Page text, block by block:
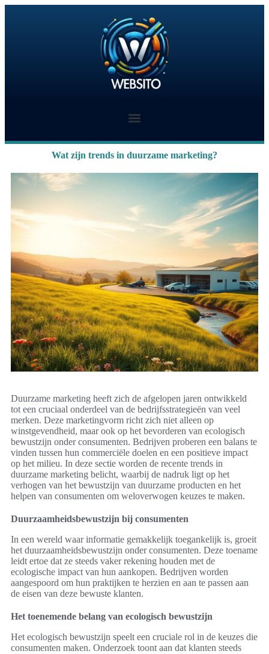
Wat zijn trends in duurzame marketing?
Duurzame marketing heeft zich de afgelopen jaren ontwikkeld
tot een cruciaal onderdeel van de bedrijfsstrategieën van veel
merken. Deze marketingvorm richt zich niet alleen op
winstgevendheid, maar ook op het bevorderen van ecologisch
bewustzijn onder consumenten. Bedrijven proberen een balans te
vinden tussen hun commerciële doelen en een positieve impact
op het milieu. In deze sectie worden de recente trends in
duurzame marketing belicht, waarbij de nadruk ligt op het
verhogen van het bewustzijn van duurzame producten en het
helpen van consumenten om weloverwogen keuzes te maken.
Duurzaamheidsbewustzijn bij consumenten
In een wereld waar informatie gemakkelijk toegankelijk is, groeit
het duurzaamheidsbewustzijn onder consumenten. Deze toename
leidt ertoe dat ze steeds vaker rekening houden met de
ecologische impact van hun aankopen. Bedrijven worden
aangespoord om hun praktijken te herzien en aan te passen aan
de eisen van deze bewuste klanten.
Het toenemende belang van ecologisch bewustzijn
Het ecologisch bewustzijn speelt een cruciale rol in de keuzes die
consumenten maken. Onderzoek toont aan dat klanten steeds